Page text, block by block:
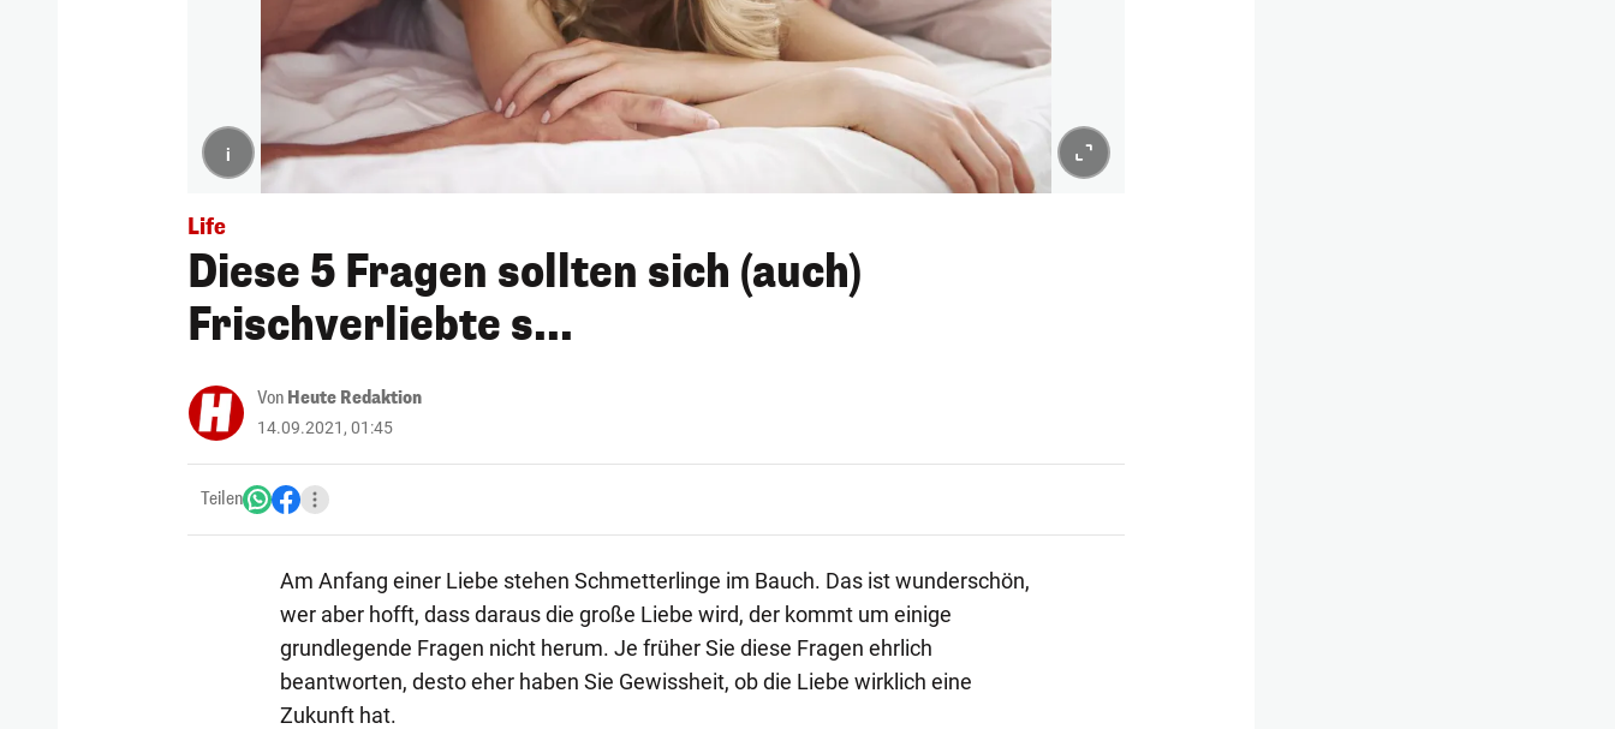
i
Life
Diese 5 Fragen sollten sich (auch)
Frischverliebte s...
Von Heute Redaktion
14.09.2021, 01:45
Teilen
Am Anfang einer Liebe stehen Schmetterlinge im Bauch. Das ist wunderschön,
wer aber hofft, dass daraus die große Liebe wird, der kommt um einige
grundlegende Fragen nicht herum. Je früher Sie diese Fragen ehrlich
beantworten, desto eher haben Sie Gewissheit, ob die Liebe wirklich eine
Zukunft hat.